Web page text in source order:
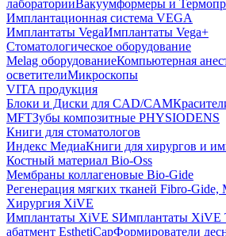
лабораторииВакуумформеры и
Имплантационная система VEGA
Имплантаты VegaИмплантаты Vega+
Стоматологическое оборудование
Melag оборудованиеКомпьютерная
осветителиМикроскопы
VITA продукция
Блоки и Диски для CAD/CAM
MFTЗубы композитные PHYSIODENS
Книги для стоматологов
Индекс МедиаКниги для хирургов и
Костный материал Bio-Oss
Мембраны коллагеновые Bio-Gide
Регенерация мягких тканей Fibro-Gide,
Хирургия XiVE
Имплантаты XiVE SИмплантаты XiVE
абатмент EsthetiCapФормирователи